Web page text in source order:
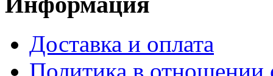
Доставка и оплата
Политика в отношении